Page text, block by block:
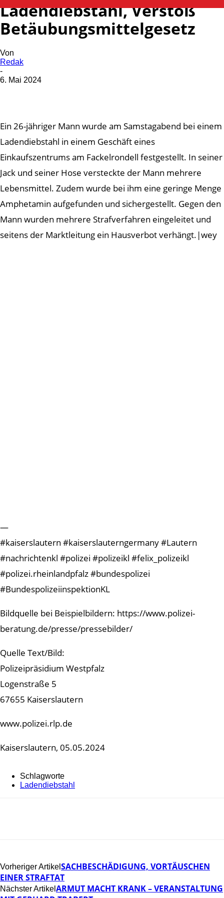
Ladendiebstahl, Verstoß
Betäubungsmittelgesetz
Von
Redak
-
6. Mai 2024
Ein 26-jähriger Mann wurde am Samstagabend bei einem
Ladendiebstahl in einem Geschäft eines
Einkaufszentrums am Fackelrondell festgestellt. In seiner
Jack und seiner Hose versteckte der Mann mehrere
Lebensmittel. Zudem wurde bei ihm eine geringe Menge
Amphetamin aufgefunden und sichergestellt. Gegen den
Mann wurden mehrere Strafverfahren eingeleitet und
seitens der Marktleitung ein Hausverbot verhängt.|wey
—
#kaiserslautern #kaiserslauterngermany #Lautern
#nachrichtenkl #polizei #polizeikl #felix_polizeikl
#polizei.rheinlandpfalz #bundespolizei
#BundespolizeiinspektionKL
Bildquelle bei Beispielbildern: https://www.polizei-
beratung.de/presse/pressebilder/
Quelle Text/Bild:
Polizeipräsidium Westpfalz
Logenstraße 5
67655 Kaiserslautern
www.polizei.rlp.de
Kaiserslautern, 05.05.2024
Schlagworte
Ladendiebstahl
Vorheriger Artikel SACHBESCHÄDIGUNG, VORTÄUSCHEN
EINER STRAFTAT
Nächster Artikel ARMUT MACHT KRANK – VERANSTALTUNG